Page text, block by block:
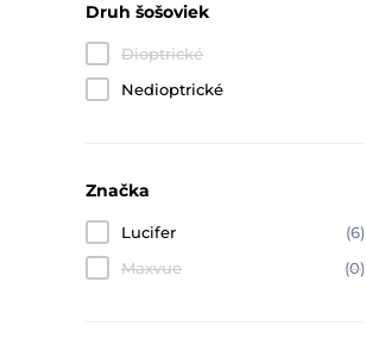
Druh šošoviek
Dioptrické
Nedioptrické
Značka
Lucifer
(6)
Maxvue
(0)